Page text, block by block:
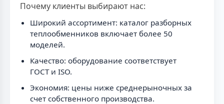
Почему клиенты выбирают нас:
Широкий ассортимент: каталог разборных
теплообменников включает более 50
моделей.
Качество: оборудование соответствует
ГОСТ и ISO.
Экономия: цены ниже среднерыночных за
счет собственного производства.